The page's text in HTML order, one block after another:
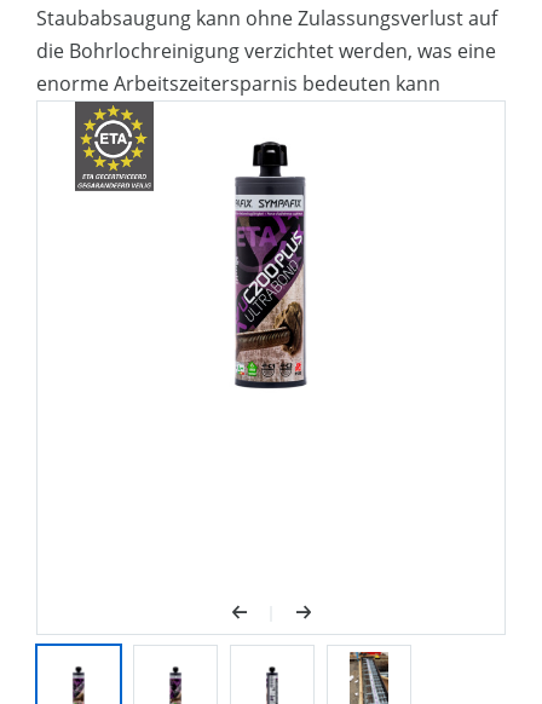
Zugelassen für den Einsatz mit
Gewindeenden in fast allen gängigen
Stahlqualitäten
Bei Verwendung eines Hohlbohrers mit
Staubabsaugung kann auf die
Bohrlochreinigung verzichtet werden
Staubabsaugung kann ohne Zulassungsverlust auf
die Bohrlochreinigung verzichtet werden, was eine
enorme Arbeitszeitersparnis bedeuten kann